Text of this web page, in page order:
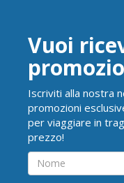
Vuoi
Iscriviti alla nostra
promozioni
per viaggiare in
prezzo!